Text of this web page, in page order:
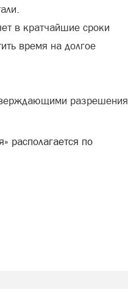
в кратчайшие сроки
время на долгое
разрешения
располагается по